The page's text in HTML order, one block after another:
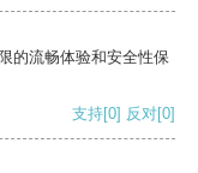
的流畅体验和安全性保
支持[0] 反对[0]